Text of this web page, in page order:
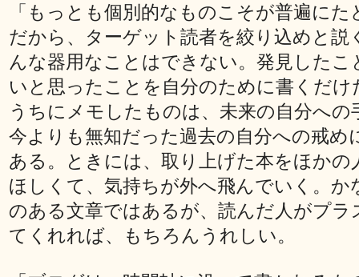
「もっとも個別的なものこそが普遍にた
だから、ターゲット読者を絞り込めと説
んな器用なことはできない。発見したこ
いと思ったことを自分のために書くだけ
うちにメモしたものは、未来の自分への
今よりも無知だった過去の自分への戒め
ある。ときには、取り上げた本をほかの
ほしくて、気持ちが外へ飛んでいく。か
のある文章ではあるが、読んだ人がプラ
てくれれば、もちろんうれしい。